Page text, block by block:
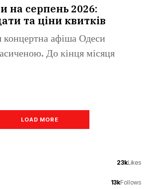
на серпень 2026:
та ціни квитків
концертна афіша Одеси
До кінця місяця
LOAD MORE
23kLikes
13kFollows